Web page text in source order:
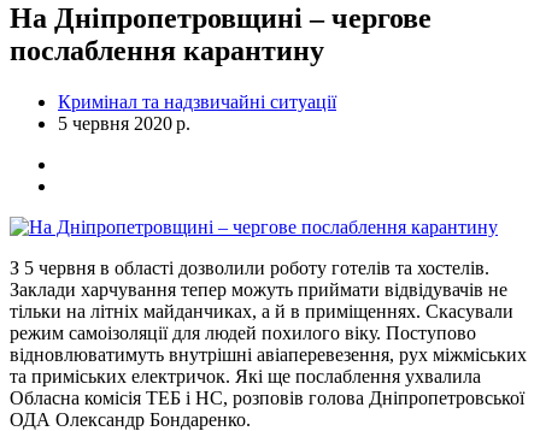
На Дніпропетровщині – чергове
послаблення карантину
Кримінал та надзвичайні ситуації
5 червня 2020 р.
З 5 червня в області дозволили роботу готелів та хостелів.
Заклади харчування тепер можуть приймати відвідувачів не
тільки на літніх майданчиках, а й в приміщеннях. Скасували
режим самоізоляції для людей похилого віку. Поступово
відновлюватимуть внутрішні авіаперевезення, рух міжміських
та приміських електричок. Які ще послаблення ухвалила
Обласна комісія ТЕБ і НС, розповів голова Дніпропетровської
ОДА Олександр Бондаренко.